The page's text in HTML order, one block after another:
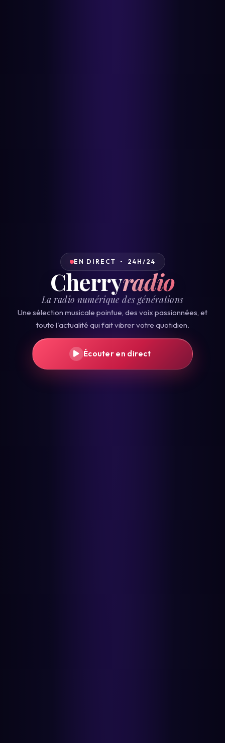
EN DIRECT • 24H/24
Cherryradio
La radio numérique des générations
Une sélection musicale pointue, des voix passionnées, et
toute l'actualité qui fait vibrer votre quotidien.
Écouter en direct